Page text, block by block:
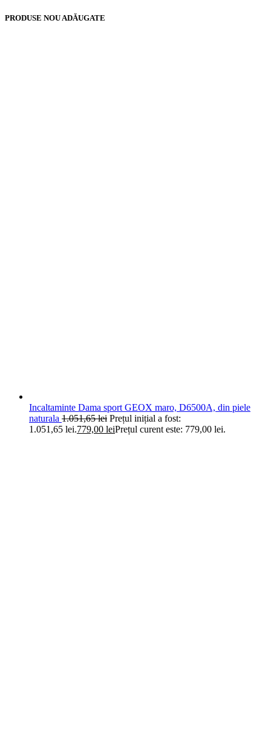
PRODUSE NOU ADĂUGATE
Incaltaminte Dama sport GEOX maro, D6500A, din piele
naturala 1.051,65lei Prețul inițial a fost:
1.051,65 lei.779,00 leiPrețul curent este: 779,00 lei.